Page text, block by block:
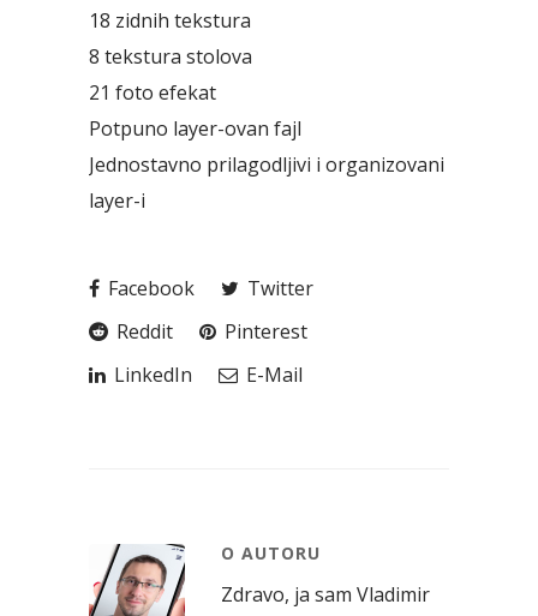
18 zidnih tekstura
8 tekstura stolova
21 foto efekat
Potpuno layer-ovan fajl
Jednostavno prilagodljivi i organizovani
layer-i
Facebook
Twitter
Reddit
Pinterest
LinkedIn
E-Mail
O AUTORU
Zdravo, ja sam Vladimir